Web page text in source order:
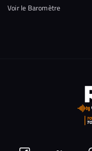
Voir le Baromètre